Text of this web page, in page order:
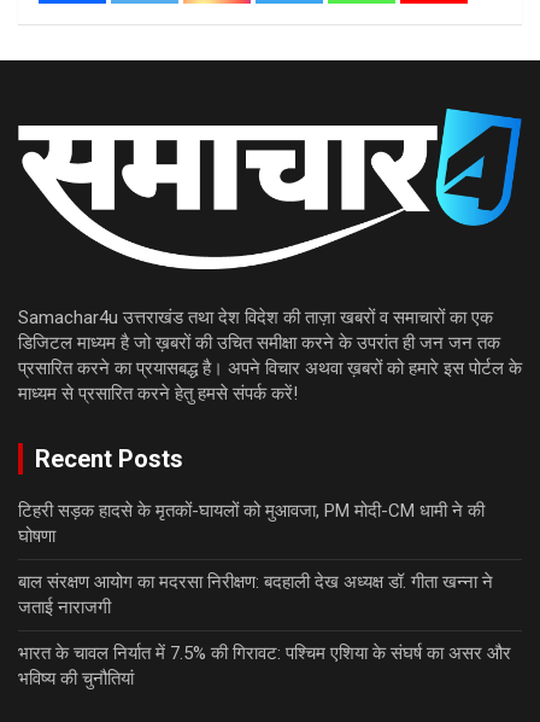
Samachar4u उत्तराखंड तथा देश विदेश की ताज़ा खबरों व समाचारों का एक
डिजिटल माध्यम है जो ख़बरों की उचित समीक्षा करने के उपरांत ही जन जन तक
प्रसारित करने का प्रयासबद्ध है। अपने विचार अथवा ख़बरों को हमारे इस पोर्टल के
माध्यम से प्रसारित करने हेतु हमसे संपर्क करें!
Recent Posts
टिहरी सड़क हादसे के मृतकों-घायलों को मुआवजा, PM मोदी-CM धामी ने की
घोषणा
बाल संरक्षण आयोग का मदरसा निरीक्षण: बदहाली देख अध्यक्ष डॉ. गीता खन्ना ने
जताई नाराजगी
भारत के चावल निर्यात में 7.5% की गिरावट: पश्चिम एशिया के संघर्ष का असर और
भविष्य की चुनौतियां